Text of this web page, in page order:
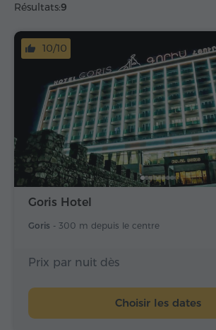
Résultats:9
Goris Hotel
Goris - 300 m depuis le centre
10/10
Prix par nuit dès
Choisir les dates